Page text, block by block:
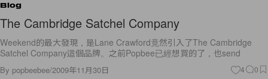
Blog
The Cambridge Satchel Company
Weekend的最大發現，是Lane Crawford竟然引入了The Cambridge
Satchel Company這個品牌。之前Popbee已經想買的了，也send
By popbeebee/2009年11月30日 4 0